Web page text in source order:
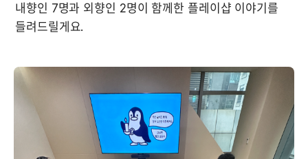
내향인 7명과 외향인 2명이 함께한 플레이샵 이야기를
들려드릴게요.